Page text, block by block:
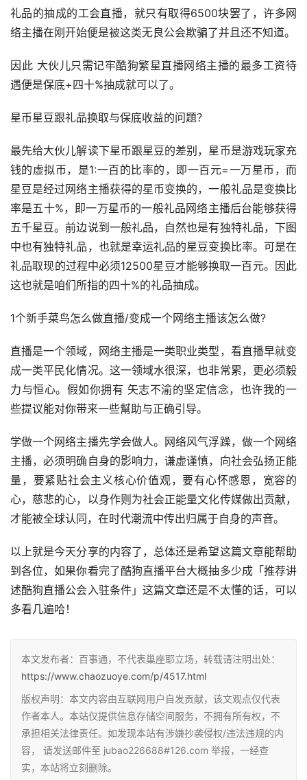
礼品的抽成的工会直播，就只有取得6500块罢了，许多网
络主播在刚开始便是被这类无良公会欺骗了并且还不知道。
因此 大伙儿只需记牢酷狗繁星直播网络主播的最多工资待
遇便是保底+四十%抽成就可以了。
星币星豆跟礼品换取与保底收益的问題？
最先给大伙儿解读下星币跟星豆的差别，星币是游戏玩家充
钱的虚拟币，是1:一百的比率的，即一百元=一万星币，而
星豆是经过网络主播获得的星币变换的，一般礼品是变换比
率是五十%，即一万星币的一般礼品网络主播后台能够获得
五千星豆。前边说到一般礼品，自然也是有独特礼品，下图
中也有独特礼品，也就是幸运礼品的星豆变换比率。可是在
礼品取现的过程中必须12500星豆才能够换取一百元。因此
这也就是咱们所指的四十%的礼品抽成。
1个新手菜鸟怎么做直播/变成一个网络主播该怎么做?
直播是一个领域，网络主播是一类职业类型，看直播早就变
成一类平民化情况。这一领域水很深，也非常累，更必须毅
力与恒心。假如你拥有 矢志不渝的坚定信念，也许我的一
些提议能对你带来一些幫助与正确引导。
学做一个网络主播先学会做人。网络风气浮躁，做一个网络
主播，必须明确自身的影响力，谦虚谨慎，向社会弘扬正能
量，要紧贴社会主义核心价值观，要有心怀感恩，宽容的
心，慈悲的心，以身作则为社会正能量文化传媒做出贡献，
才能被全球认同，在时代潮流中传出归属于自身的声音。
以上就是今天分享的内容了，总体还是希望这篇文章能帮助
到各位，如果你看完了酷狗直播平台大概抽多少成「推荐讲
述酷狗直播公会入驻条件」这篇文章还是不太懂的话，可以
多看几遍哈！
本文发布者：百事通，不代表巢座耶立场，转载请注明出处：
https://www.chaozuoye.com/p/4517.html
版权声明：本文内容由互联网用户自发贡献，该文观点仅代表
作者本人。本站仅提供信息存储空间服务，不拥有所有权，不
承担相关法律责任。如发现本站有涉嫌抄袭侵权/违法违规的内
容， 请发送邮件至 jubao226688#126.com 举报，一经查
实，本站将立刻删除。